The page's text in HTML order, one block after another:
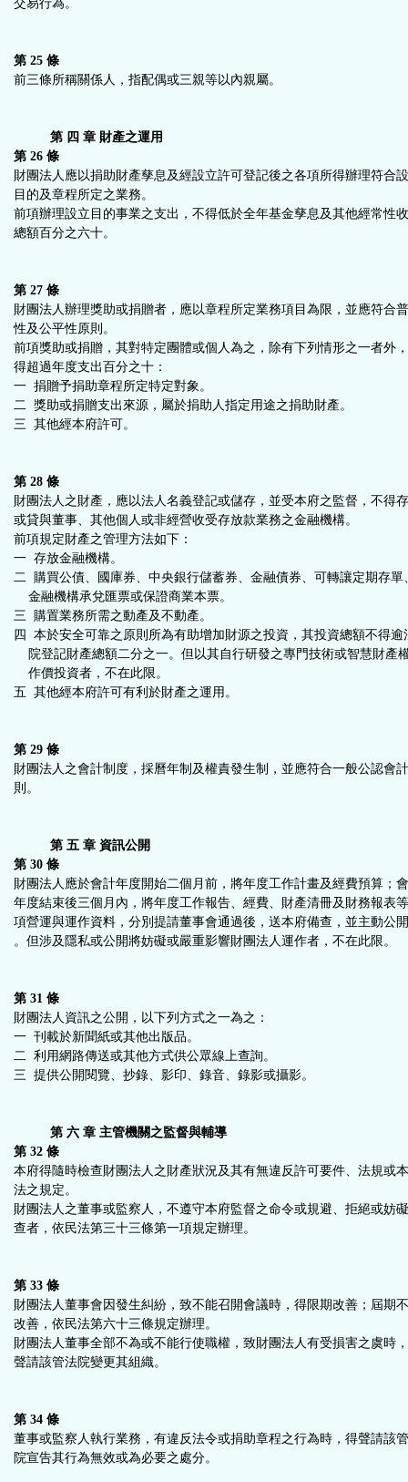
交易行為。
第 25 條
前三條所稱關係人，指配偶或三親等以內親屬。
第 四 章 財產之運用
第 26 條
財團法人應以捐助財產孳息及經設立許可登記後之各項所得辦理符合
目的及章程所定之業務。
前項辦理設立目的事業之支出，不得低於全年基金孳息及其他經常性
總額百分之六十。
第 27 條
財團法人辦理獎助或捐贈者，應以章程所定業務項目為限，並應符合
性及公平性原則。
前項獎助或捐贈，其對特定團體或個人為之，除有下列情形之一者外
得超過年度支出百分之十：
一 捐贈予捐助章程所定特定對象。
二 獎助或捐贈支出來源，屬於捐助人指定用途之捐助財產。
三 其他經本府許可。
第 28 條
財團法人之財產，應以法人名義登記或儲存，並受本府之監督，不得
或貸與董事、其他個人或非經營收受存放款業務之金融機構。
前項規定財產之管理方法如下：
一 存放金融機構。
二 購買公債、國庫券、中央銀行儲蓄券、金融債券、可轉讓定期存單
金融機構承兌匯票或保證商業本票。
三 購置業務所需之動產及不動產。
四 本於安全可靠之原則所為有助增加財源之投資，其投資總額不得逾
院登記財產總額二分之一。但以其自行研發之專門技術或智慧財產
作價投資者，不在此限。
五 其他經本府許可有利於財產之運用。
第 29 條
財團法人之會計制度，採曆年制及權責發生制，並應符合一般公認會
則。
第 五 章 資訊公開
第 30 條
財團法人應於會計年度開始二個月前，將年度工作計畫及經費預算；
年度結束後三個月內，將年度工作報告、經費、財產清冊及財務報表
項營運與運作資料，分別提請董事會通過後，送本府備查，並主動公
。但涉及隱私或公開將妨礙或嚴重影響財團法人運作者，不在此限。
第 31 條
財團法人資訊之公開，以下列方式之一為之：
一 刊載於新聞紙或其他出版品。
二 利用網路傳送或其他方式供公眾線上查詢。
三 提供公開閱覽、抄錄、影印、錄音、錄影或攝影。
第 六 章 主管機關之監督與輔導
第 32 條
本府得隨時檢查財團法人之財產狀況及其有無違反許可要件、法規或
法之規定。
財團法人之董事或監察人，不遵守本府監督之命令或規避、拒絕或妨
查者，依民法第三十三條第一項規定辦理。
第 33 條
財團法人董事會因發生糾紛，致不能召開會議時，得限期改善；屆期
改善，依民法第六十三條規定辦理。
財團法人董事全部不為或不能行使職權，致財團法人有受損害之虞時
聲請該管法院變更其組織。
第 34 條
董事或監察人執行業務，有違反法令或捐助章程之行為時，得聲請該
院宣告其行為無效或為必要之處分。